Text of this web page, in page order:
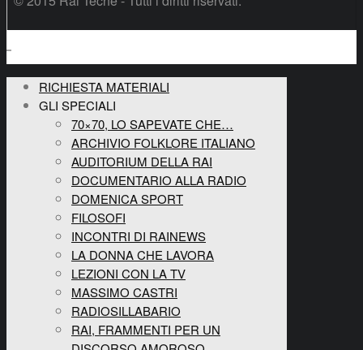
RICHIESTA MATERIALI
GLI SPECIALI
70×70, LO SAPEVATE CHE…
ARCHIVIO FOLKLORE ITALIANO
AUDITORIUM DELLA RAI
DOCUMENTARIO ALLA RADIO
DOMENICA SPORT
FILOSOFI
INCONTRI DI RAINEWS
LA DONNA CHE LAVORA
LEZIONI CON LA TV
MASSIMO CASTRI
RADIOSILLABARIO
RAI, FRAMMENTI PER UN